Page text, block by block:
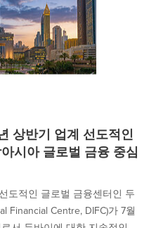
상반기 업계 선도적인
시아 글로벌 금융 중심
도적인 글로벌 금융센터인 두
Financial Centre, DIFC)가 7월